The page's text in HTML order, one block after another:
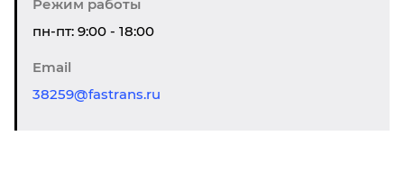
Режим работы
пн-пт: 9:00 - 18:00
Email
38259@fastrans.ru